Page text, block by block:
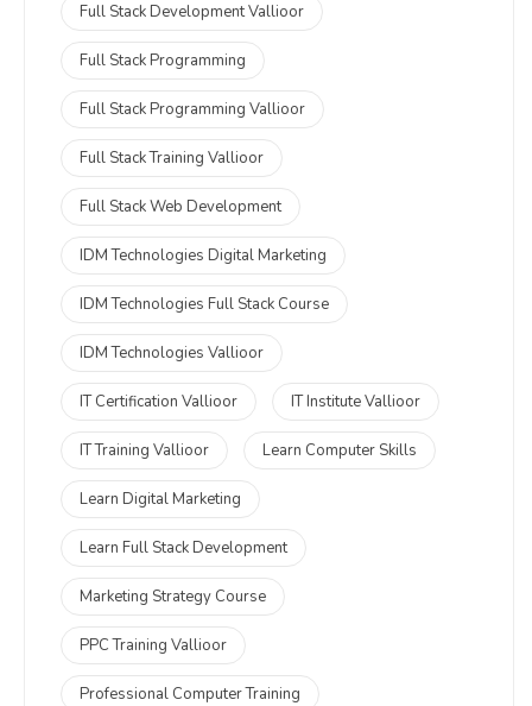
Full Stack Development Vallioor
Full Stack Programming
Full Stack Programming Vallioor
Full Stack Training Vallioor
Full Stack Web Development
IDM Technologies Digital Marketing
IDM Technologies Full Stack Course
IDM Technologies Vallioor
IT Certification Vallioor IT Institute Vallioor
IT Training Vallioor Learn Computer Skills
Learn Digital Marketing
Learn Full Stack Development
Marketing Strategy Course
PPC Training Vallioor
Professional Computer Training